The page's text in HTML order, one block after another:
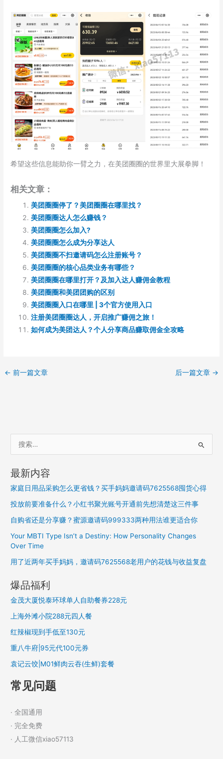
希望这些信息能助你一臂之力，在美团圈圈的世界里大展拳脚！
相关文章：
美团圈圈停了？美团圈圈在哪里找？
美团圈圈达人怎么赚钱？
美团圈圈怎么加入?
美团圈圈怎么成为分享达人
美团圈圈不扫邀请码怎么注册账号？
美团圈圈的核心品类业务有哪些？
美团圈圈在哪里打开？及加入达人赚佣金教程
美团圈圈和美团团购的区别
美团圈圈入口在哪里 | 3个官方使用入口
注册美团圈圈达人，开启推广赚佣之旅！
如何成为美团达人？个人分享商品赚取佣金全攻略
← 前一篇文章 后一篇文章 →
索
最新内容
家庭日用品采购怎么更省钱？买手妈妈邀请码7625568囤货心得
投放前要准备什么？小红书聚光账号开通前先想清楚这三件事
自购省还是分享赚？蜜源邀请码999333两种用法谁更适合你
Your MBTI Type Isn’t a Destiny: How Personality Changes
Over Time
用了近两年买手妈妈，邀请码7625568老用户的花钱与收益复盘
爆品福利
金茂大厦悦泰环球单人自助餐券228元
上海外滩小院288元四人餐
红辣椒现到手低至130元
重八牛府|95元代100元券
袁记云饺|M01鲜肉云吞(生鲜)套餐
常见问题
· 全国通用
· 完全免费
· 人工微信xiao57113